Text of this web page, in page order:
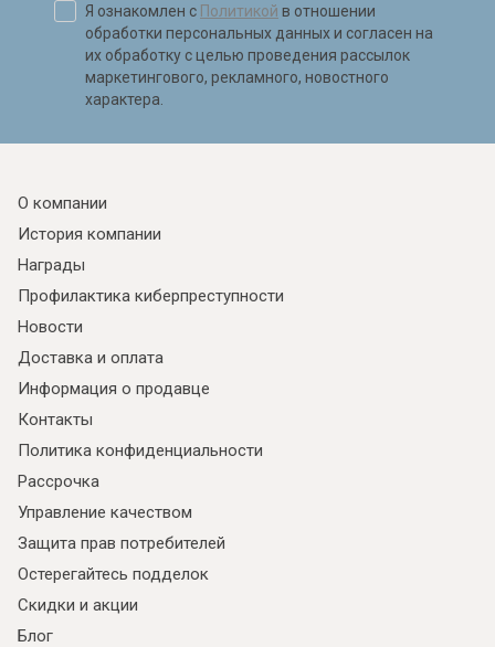
Я ознакомлен с Политикой в отношении
обработки персональных данных и согласен на
их обработку с целью проведения рассылок
маркетингового, рекламного, новостного
характера.
О компании
История компании
Награды
Профилактика киберпреступности
Новости
Доставка и оплата
Информация о продавце
Контакты
Политика конфиденциальности
Рассрочка
Управление качеством
Защита прав потребителей
Остерегайтесь подделок
Скидки и акции
Блог